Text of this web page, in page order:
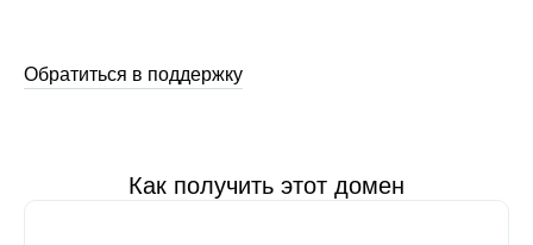
Обратиться в поддержку
Как получить этот домен